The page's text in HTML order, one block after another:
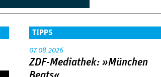
TIPPS
07.08.2026
ZDF-Mediathek: »München